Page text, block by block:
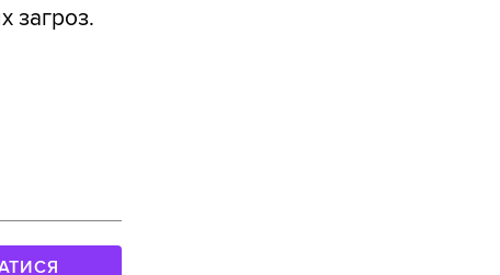
загроз.